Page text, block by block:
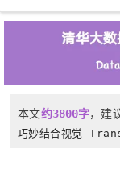
本文约3800字，建
巧妙结合视觉